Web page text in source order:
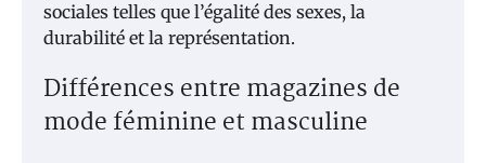
sociales telles que l’égalité des sexes, la
durabilité et la représentation.
Différences entre magazines de
mode féminine et masculine